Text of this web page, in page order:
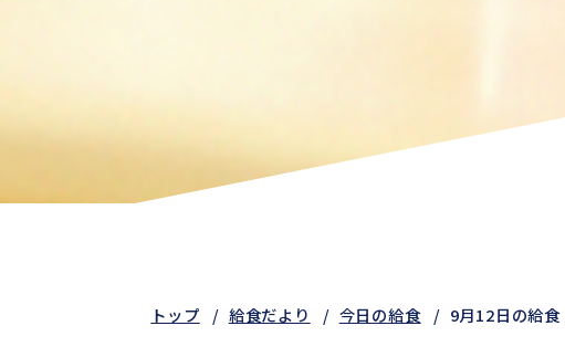
トップ 給食だより 今日の給食 9月12日の給食